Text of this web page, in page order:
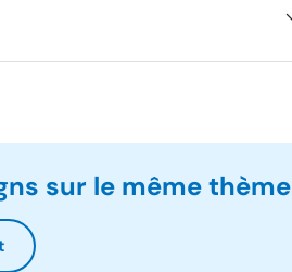
sur le même thème